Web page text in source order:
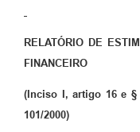
RELATÓRIO DE
FINANCEIRO
(Inciso I, artigo 16 e §
101/2000)